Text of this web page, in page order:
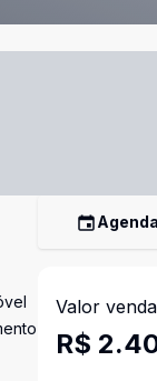
Valor venda
R$